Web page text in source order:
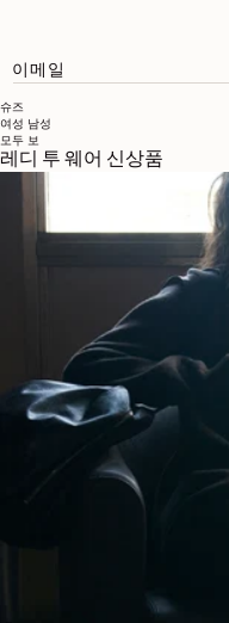
슈즈
여성 남성
모두 보
레디 투 웨어 신상품
이메일